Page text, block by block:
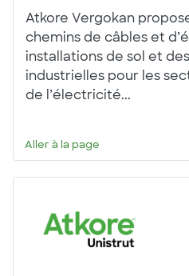
Atkore Vergokan
chemins de câbles et
installations de sol et
industrielles pour les
de l’électricité...
Aller à la page